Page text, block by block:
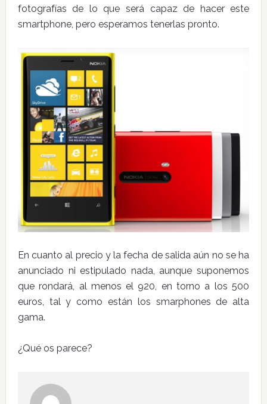
fotografías de lo que será capaz de hacer este
smartphone, pero esperamos tenerlas pronto.
En cuanto al precio y la fecha de salida aún no se ha
anunciado ni estipulado nada, aunque suponemos
que rondará, al menos el 920, en torno a los 500
euros, tal y como están los smarphones de alta
gama.
¿Qué os parece?